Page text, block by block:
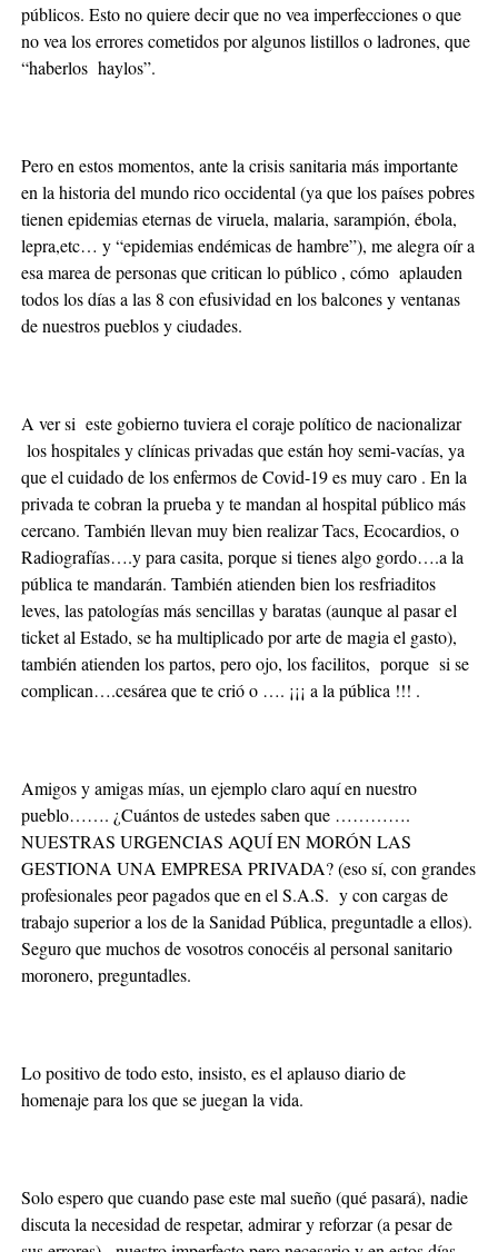
públicos. Esto no quiere decir que no vea imperfecciones o que
no vea los errores cometidos por algunos listillos o ladrones, que
“haberlos haylos”.
Pero en estos momentos, ante la crisis sanitaria más importante
en la historia del mundo rico occidental (ya que los países pobres
tienen epidemias eternas de viruela, malaria, sarampión, ébola,
lepra,etc… y “epidemias endémicas de hambre”), me alegra oír a
esa marea de personas que critican lo público , cómo aplauden
todos los días a las 8 con efusividad en los balcones y ventanas
de nuestros pueblos y ciudades.
A ver si este gobierno tuviera el coraje político de nacionalizar
los hospitales y clínicas privadas que están hoy semi-vacías, ya
que el cuidado de los enfermos de Covid-19 es muy caro . En la
privada te cobran la prueba y te mandan al hospital público más
cercano. También llevan muy bien realizar Tacs, Ecocardios, o
Radiografías….y para casita, porque si tienes algo gordo….a la
pública te mandarán. También atienden bien los resfriaditos
leves, las patologías más sencillas y baratas (aunque al pasar el
ticket al Estado, se ha multiplicado por arte de magia el gasto),
también atienden los partos, pero ojo, los facilitos, porque si se
complican….cesárea que te crió o …. ¡¡¡ a la pública !!! .
Amigos y amigas mías, un ejemplo claro aquí en nuestro
pueblo……. ¿Cuántos de ustedes saben que ………….
NUESTRAS URGENCIAS AQUÍ EN MORÓN LAS
GESTIONA UNA EMPRESA PRIVADA? (eso sí, con grandes
profesionales peor pagados que en el S.A.S. y con cargas de
trabajo superior a los de la Sanidad Pública, preguntadle a ellos).
Seguro que muchos de vosotros conocéis al personal sanitario
moronero, preguntadles.
Lo positivo de todo esto, insisto, es el aplauso diario de
homenaje para los que se juegan la vida.
Solo espero que cuando pase este mal sueño (qué pasará), nadie
discuta la necesidad de respetar, admirar y reforzar (a pesar de